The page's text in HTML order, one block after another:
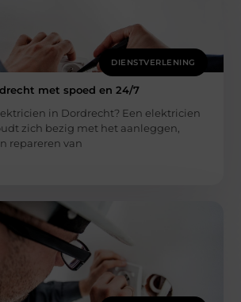
DIENSTVERLENING
met spoed en 24/7
in Dordrecht? Een elektricien
zich bezig met het aanleggen,
repareren van